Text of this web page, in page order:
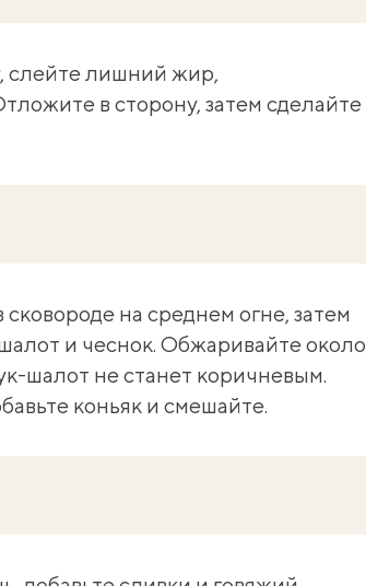
слейте лишний жир,
в сторону, затем сделайте
на среднем огне, затем
и чеснок. Обжаривайте около
шалот не станет коричневым.
коньяк и смешайте.